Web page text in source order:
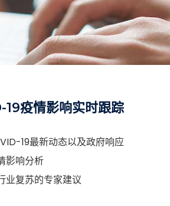
19疫情影响实时跟踪
19最新动态以及政府响应
影响分析
业复苏的专家建议